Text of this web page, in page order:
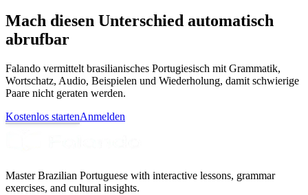
Mach diesen Unterschied automatisch
abrufbar
Falando vermittelt brasilianisches Portugiesisch mit Grammatik,
Wortschatz, Audio, Beispielen und Wiederholung, damit schwierige
Paare nicht geraten werden.
Kostenlos startenAnmelden
Master Brazilian Portuguese with interactive lessons, grammar
exercises, and cultural insights.